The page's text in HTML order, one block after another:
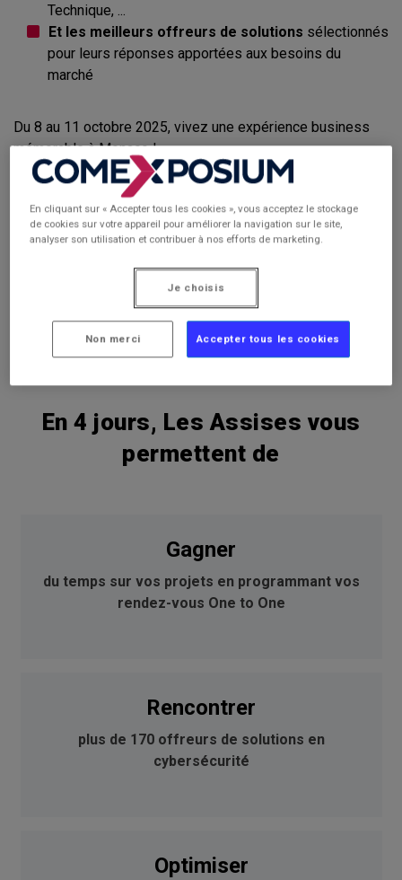
Technique, ...
Et les meilleurs offreurs de solutions sélectionnés
pour leurs réponses apportées aux besoins du
marché
Du 8 au 11 octobre 2025, vivez une expérience business
mémorable à Monaco !
Rencontrezvos pairs dans un cadre exceptionnel
Découvrezde nouveaux partenaires potentiels lors
de rendez-vous affinitaires
Faites votre veille et inspirez-vousgrâce aux
conférences, ateliers et retours d’expériences.
Demandez votre invitation
En 4 jours, Les Assises vous
permettent de
Gagner
du temps sur vos projets en programmant vos
rendez-vous One to One
Rencontrer
plus de 170 offreurs de solutions en
cybersécurité
Optimiser
En cliquant sur « Accepter tous les cookies », vous acceptez le stockage
de cookies sur votre appareil pour améliorer la navigation sur le site,
analyser son utilisation et contribuer à nos efforts de marketing.
Je choisis
Non merci Accepter tous les cookies